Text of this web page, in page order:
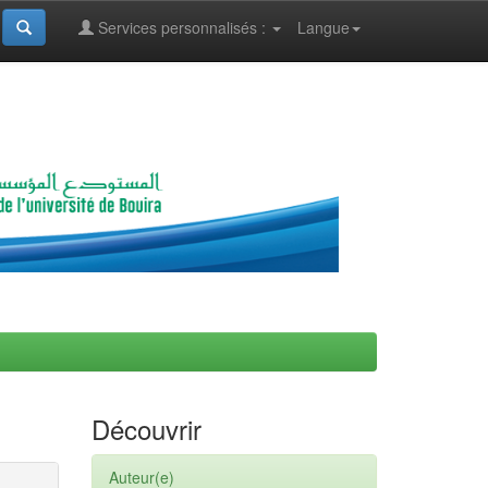
Langue
Services personnalisés :
Découvrir
Auteur(e)